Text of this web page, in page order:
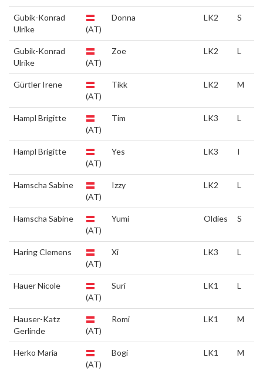
Gubik-Konrad
Ulrike
(AT)
Donna LK2 S
Gubik-Konrad
Ulrike
(AT)
Zoe LK2 L
Gürtler Irene
(AT)
Tikk LK2 M
Hampl Brigitte
(AT)
Tim LK3 L
Hampl Brigitte
(AT)
Yes LK3 I
Hamscha Sabine
(AT)
Izzy LK2 L
Hamscha Sabine
(AT)
Yumi Oldies S
Haring Clemens
(AT)
Xi LK3 L
Hauer Nicole
(AT)
Suri LK1 L
Hauser-Katz
Gerlinde
(AT)
Romi LK1 M
Herko Maria
(AT)
Bogi LK1 M